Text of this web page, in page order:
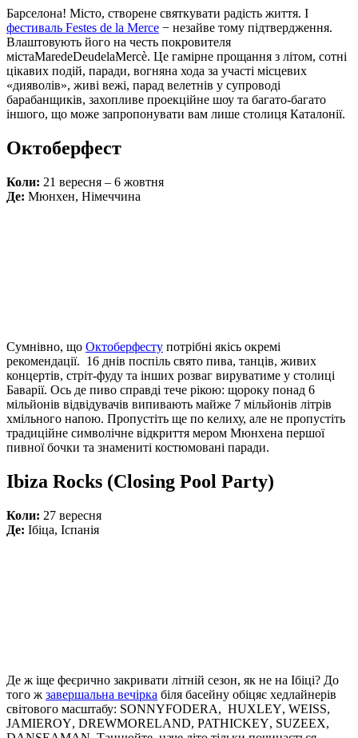
Барселона! Місто, створене святкувати радість життя. І
фестиваль Festes de la Merce − незайве тому підтвердження.
Влаштовують його на честь покровителя
містаMaredeDeudelaMercè. Це гамірне прощання з літом, сотні
цікавих подій, паради, вогняна хода за участі місцевих
«дияволів», живі вежі, парад велетнів у супроводі
барабанщиків, захопливе проекційне шоу та багато-багато
іншого, що може запропонувати вам лише столиця Каталонії.
Октоберфест
Коли: 21 вересня – 6 жовтня
Де: Мюнхен, Німеччина
Сумнівно, що Октоберфесту потрібні якісь окремі
рекомендації. 16 днів поспіль свято пива, танців, живих
концертів, стріт-фуду та інших розваг вируватиме у столиці
Баварії. Ось де пиво справді тече рікою: щороку понад 6
мільйонів відвідувачів випивають майже 7 мільйонів літрів
хмільного напою. Пропустіть ще по келиху, але не пропустіть
традиційне символічне відкриття мером Мюнхена першої
пивної бочки та знамениті костюмовані паради.
Ibiza Rocks (Closing Pool Party)
Коли: 27 вересня
Де: Ібіца, Іспанія
Де ж іще феєрично закривати літній сезон, як не на Ібіці? До
того ж завершальна вечірка біля басейну обіцяє хедлайнерів
світового масштабу: SONNYFODERA, HUXLEY, WEISS,
JAMIEROY, DREWMORELAND, PATHICKEY, SUZEEX,